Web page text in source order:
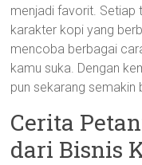
menjadi favorit. Setiap
karakter kopi yang
mencoba berbagai
kamu suka. Dengan
pun sekarang semakin
Cerita
dari Bisnis